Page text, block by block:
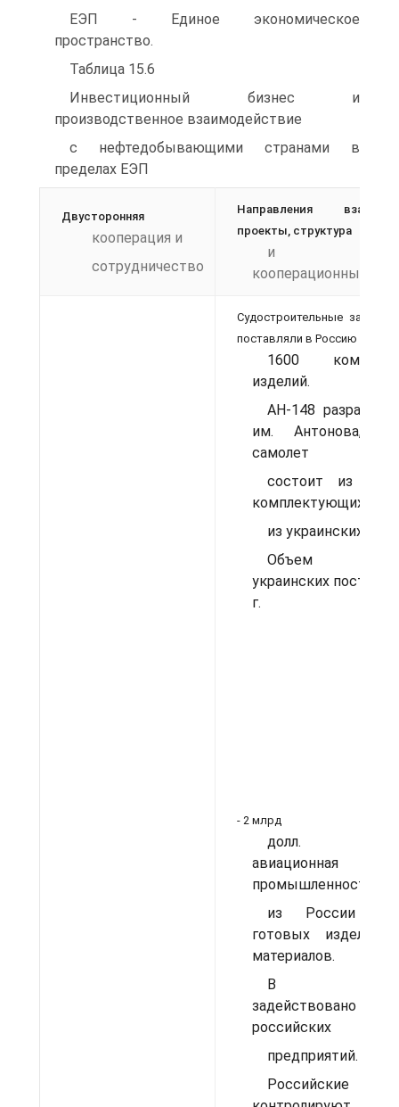
ЕЭП - Единое экономическое
пространство.
Таблица 15.6
Инвестиционный бизнес и
производственное взаимодействие
с нефтедобывающими странами в
пределах ЕЭП
Двусторонняя
кооперация и
сотрудничество
Направления
проекты, структура
и
кооперационных
Судостроительные заводы
поставляли в Россию более
1600
изделий.
АН-148
им. Антонова,
самолет
состоит из
комплектующих и на
из украинских.
Объем
украинских
г.
- 2 млрд
долл.
авиационная
промышленность
из России
готовых изделий
материалов.
В
задействовано
российских
предприятий.
Российские